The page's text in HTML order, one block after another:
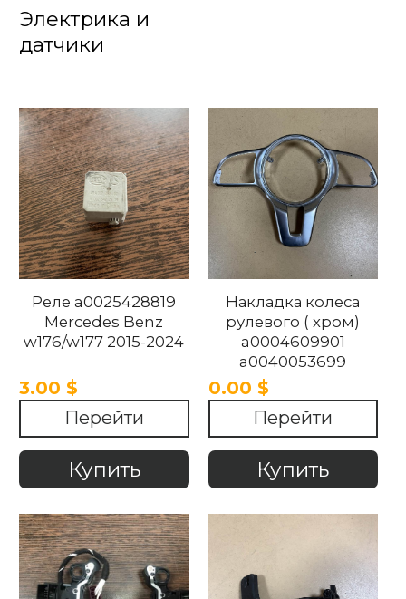
Электрика и
датчики
Реле a0025428819
Mercedes Benz
w176/w177 2015-2024
3.00 $
Перейти
Купить
Накладка колеса
рулевого ( хром)
a0004609901
a0040053699
Mercedes-Benz w910
w177 w213 2018-2022
0.00 $
Перейти
Купить